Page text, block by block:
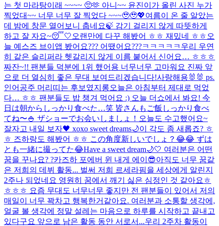
는 첫 마라탕이래 ~~~~ 🥺🫶 아니~~ 윤진이가 올린 사진 누가
찍었대~~ 너무 너무 잘 찍었다 ~~~🥹🥹💖여름이 온 줄 알았는
데 밤에 창문 열어보니 춥네요🍃 감기 걸리지 않게 따뜻하게
하고 잘 자요~😴🤍 오랜만에 다꾸 해봤어 ㅎㅎ 재밌네 ㅎㅎ 오
늘 예스즈 브이앱 봤어요??? 어땠어요???ㅋㅋㅋㅋㅋ 우리 우연
히 같은 슬리퍼라 헷갈리지 않게 이름 붙어서 신어요… ㅎㅎㅎ
짜잔~!! 팬분들 덕분에 1위 했어용 너무너무 고마워요 진짜 앞
으로 더 열심히 좋은 무대 보여드리겠습니다!사랑해용🐰🐰 ps.
인어공주 머리띠는 후보였지롱오늘은 아침부터 제대로 먹었
다… ㅎㅎ 팬분들도 밥 챙겨 먹어요 :) 오늘 더쇼에서 봐요! 今
日は朝からしっかり食べた…笑 皆さんもご飯しっかり食べ
てね〜🍚 ザショーでお会いしましょ！ 오늘도 수고했어요~
잘자고 내일 보자🖤 xoxo sweet dreams🌙이 각도 좀 새롭죠? ㅎ
ㅎ 즈하랑도 해봤어 ㅎㅎ この角度新しいでしょ？😂😂 ずは
とも一緒に撮ってた😂Have a sweet dream🌙🤍 여러분은 어떤
꿈을 꾸나요? ?카즈하 포에버 윈 내게 에이😎아직도 너무 꿈같
은 저희의 데뷔 활동... 벌써 저희 르세라핌을 세상에게 알린지
2주나 되었네요 영원히 꿈에서 깨기 싫은 심정인 것 같아요ㅎ
ㅎㅎㅎ 요즘 무대도 너무너무 좋지만 전 팬분들이 있어서 저의
매일이 너무 꽉차고 행복한거같아요. 여러분과 소통할 생각에,
얼굴 볼 생각에 정말 설레는 마음으로 하루를 시작하고 끝내고
있다구요 앞으로 남은 활동 동안 서로서...우리 2주차 활동이